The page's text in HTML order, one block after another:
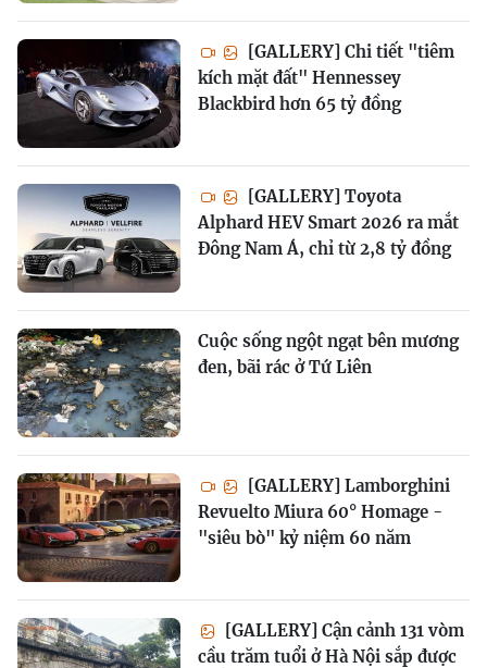
[GALLERY] Chi tiết "tiêm
kích mặt đất" Hennessey
Blackbird hơn 65 tỷ đồng
[GALLERY] Toyota
Alphard HEV Smart 2026 ra mắt
Đông Nam Á, chỉ từ 2,8 tỷ đồng
Cuộc sống ngột ngạt bên mương
đen, bãi rác ở Tứ Liên
[GALLERY] Lamborghini
Revuelto Miura 60° Homage -
"siêu bò" kỷ niệm 60 năm
[GALLERY] Cận cảnh 131 vòm
cầu trăm tuổi ở Hà Nội sắp được